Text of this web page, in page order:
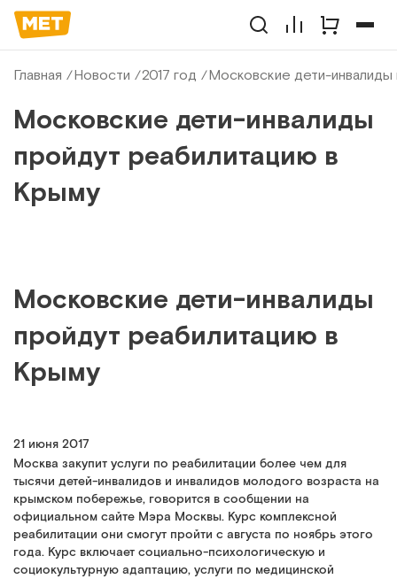
Главная Новости 2017 год Московские дети-
Московские дети-инвалиды
пройдут реабилитацию в
Крыму
Московские дети-инвалиды
пройдут реабилитацию в
Крыму
21 июня 2017
Москва закупит услуги по реабилитации более чем для
тысячи детей-инвалидов и инвалидов молодого возраста на
крымском побережье, говорится в сообщении на
официальном сайте Мэра Москвы. Курс комплексной
реабилитации они смогут пройти с августа по ноябрь этого
года. Курс включает социально-психологическую и
социокультурную адаптацию, услуги по медицинской